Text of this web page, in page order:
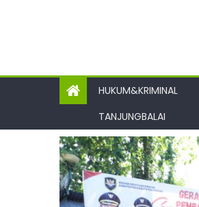
HUKUM&KRIMINAL
TANJUNGBALAI